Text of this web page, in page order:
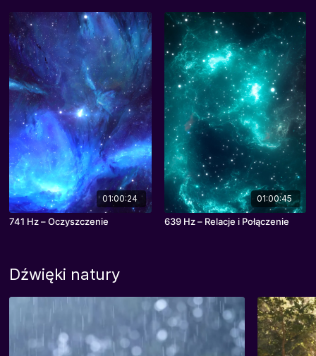
01:00:24
741 Hz – Oczyszczenie
01:00:45
639 Hz – Relacje i Połączenie
Dźwięki natury